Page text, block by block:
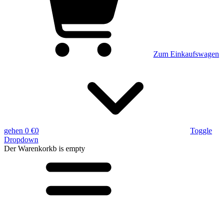
Zum Einkaufswagen
gehen 0 €0
Toggle
Dropdown
Der Warenkorkb is empty